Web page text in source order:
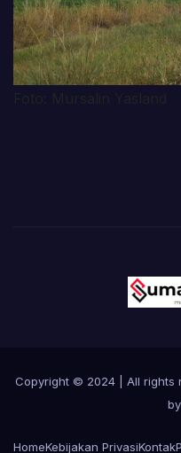
Copyright © 2024 | All rights
by
HomeKebijakan PrivasiKontak